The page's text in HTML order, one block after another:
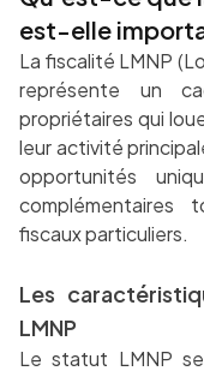
est-elle
La fiscalité LMNP
représente un
propriétaires qui
leur activité
opportunités
complémentaires
fiscaux particuliers.
Les
LMNP
Le statut LMNP